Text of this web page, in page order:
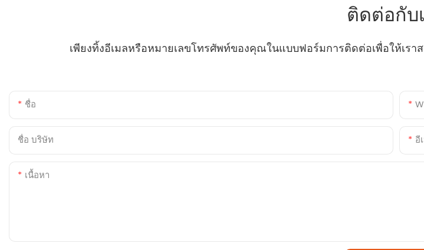
ติดต่อกับ
เพียงทิ้งอีเมลหรือหมายเลขโทรศัพท์ของคุณในแบบฟอร์มการติดต่อเพื่อให้เร
ชื่อ
ชื่อ บริษัท อี
เนื้อหา